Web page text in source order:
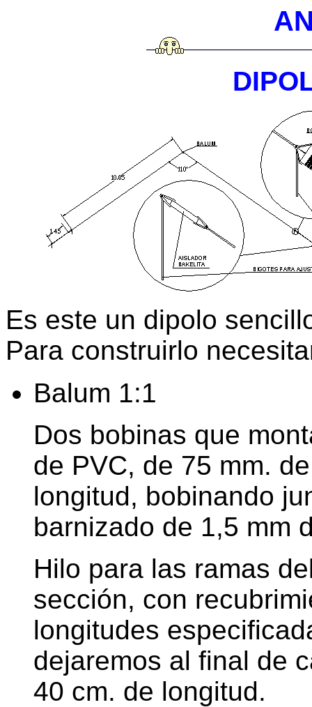
Es este un dipolo
Para construirlo
Balum 1:1
Dos bobinas que
de PVC, de 75 mm.
longitud, bobinando
barnizado de 1,5 mm
Hilo para las ramas
sección, con
longitudes
dejaremos al final de
40 cm. de longitud.